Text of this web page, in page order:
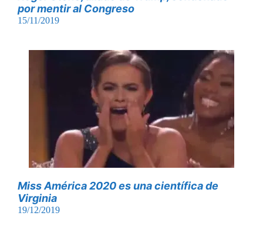
por mentir al Congreso
15/11/2019
Miss América 2020 es una científica de
Virginia
19/12/2019